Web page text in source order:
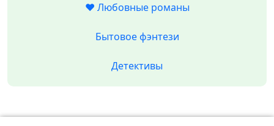
❤️ Любовные романы
Бытовое фэнтези
Детективы